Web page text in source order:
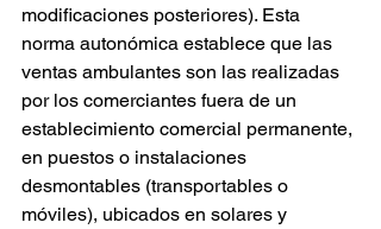
modificaciones posteriores). Esta
norma autonómica establece que las
ventas ambulantes son las realizadas
por los comerciantes fuera de un
establecimiento comercial permanente,
en puestos o instalaciones
desmontables (transportables o
móviles), ubicados en solares y